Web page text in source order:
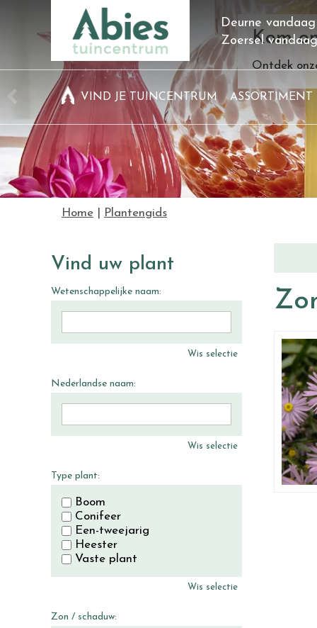
Kom
Ontdek
Home Plantengids
Deurne
Zoersel
VIND JE TUINCENTRUM ASSORTIMENT
Vind uw plant
Wetenschappelijke naam:
Wis selectie
Nederlandse naam:
Wis selectie
Type plant:
Boom
Conifeer
Een-tweejarig
Heester
Vaste plant
Wis selectie
Zon / schaduw: